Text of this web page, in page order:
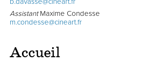
AssistantMaxime Condesse
m.condesse@cineart.fr
Accueil